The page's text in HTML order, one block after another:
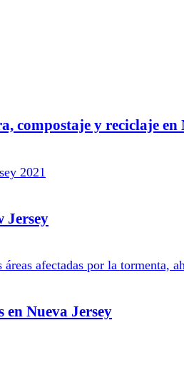
compostaje y reciclaje
Jersey
Nueva Jersey